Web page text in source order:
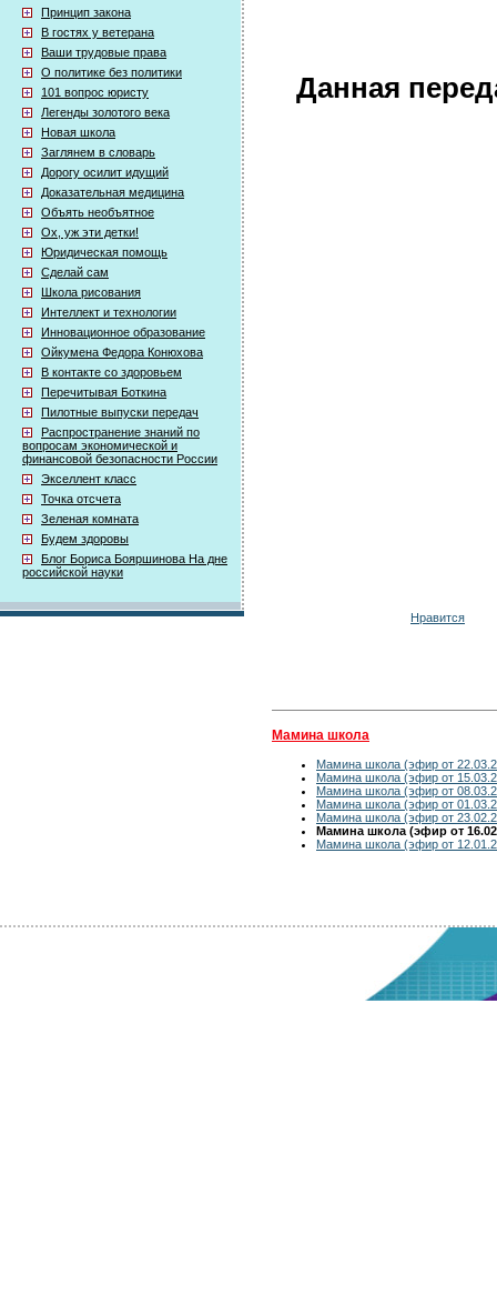
Принцип закона
В гостях у ветерана
Ваши трудовые права
О политике без политики
101 вопрос юристу
Легенды золотого века
Новая школа
Заглянем в словарь
Дорогу осилит идущий
Доказательная медицина
Объять необъятное
Ох, уж эти детки!
Юридическая помощь
Сделай сам
Школа рисования
Интеллект и технологии
Инновационное образование
Ойкумена Федора Конюхова
В контакте со здоровьем
Перечитывая Боткина
Пилотные выпуски передач
Распространение знаний по
вопросам экономической и
финансовой безопасности России
Экселлент класс
Точка отсчета
Зеленая комната
Будем здоровы
Блог Бориса Бояршинова На дне
российской науки
Данная
Нравится
Мамина школа
Мамина школа (эфир от
Мамина школа (эфир от
Мамина школа (эфир от
Мамина школа (эфир от
Мамина школа (эфир от
Мамина школа (эфир от
Мамина школа (эфир от